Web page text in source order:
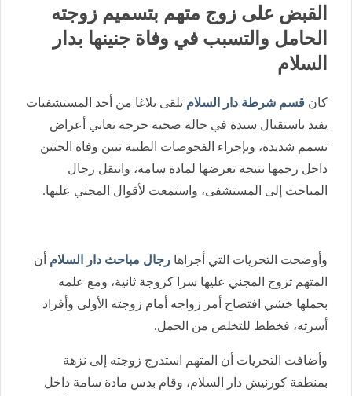
القبض على زوج متهم بتسميم زوجته
الحامل والتسبب في وفاة جنينها بدار
السلام
كان قسم شرطة دار السلام تلقى بلاغا من أحد المستشفيات
يفيد باستقبال سيدة في حالة صحية حرجة تعاني أعراض
تسمم شديدة، وبإجراء الفحوصات الطبية تبين وفاة الجنين
داخل رحمها نتيجة تعرضها لمادة سامة، وانتقل رجال
المباحث إلى المستشفى، واستمعت لأقوال المجني عليها.
وأوضحت التحريات التي أجراها رجال مباحث دار السلام أن
المتهم تزوج المجني عليها سرا كزوجة ثانية، ومع علمه
بحملها خشي افتضاح أمر زواجه أمام زوجته الأولى وأفراد
أسرته، فخطط للتخلص من الحمل.
وأضافت التحريات أن المتهم استدرج زوجته إلى نزهة
بمنطقة كورنيش دار السلام، وقام بدس مادة سامة داخل